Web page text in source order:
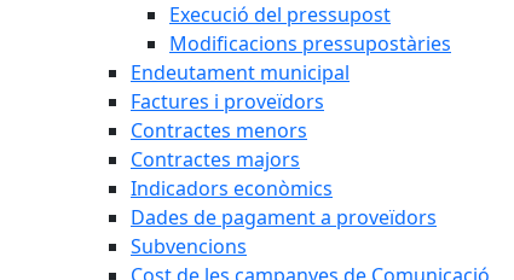
Execució del pressupost
Modificacions pressupostàries
Endeutament municipal
Factures i proveïdors
Contractes menors
Contractes majors
Indicadors econòmics
Dades de pagament a proveïdors
Subvencions